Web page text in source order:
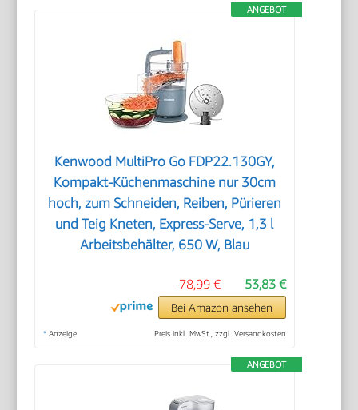
ANGEBOT
Kenwood MultiPro Go FDP22.130GY,
Kompakt-Küchenmaschine nur 30cm
hoch, zum Schneiden, Reiben, Pürieren
und Teig Kneten, Express-Serve, 1,3 l
Arbeitsbehälter, 650 W, Blau
53,83 €
78,99 €
Bei Amazon ansehen
* Anzeige Preis inkl. MwSt., zzgl. Versandkosten
ANGEBOT